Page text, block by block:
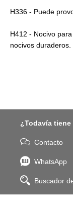
H336 - Puede
H412 - Nocivo
nocivos duraderos.
¿Todavía
Contacto
WhatsApp
Buscador